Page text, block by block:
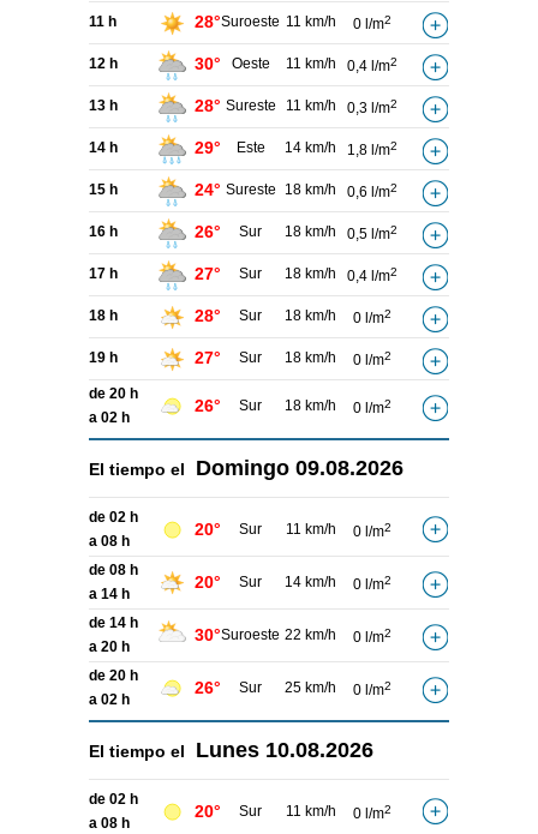
11 h 28°Suroeste 11 km/h 0 l/m2
12 h 30° Oeste 11 km/h 0,4 l/m2
13 h 28° Sureste 11 km/h 0,3 l/m2
14 h 29° Este 14 km/h 1,8 l/m2
15 h 24° Sureste 18 km/h 0,6 l/m2
16 h 26° Sur 18 km/h 0,5 l/m2
17 h 27° Sur 18 km/h 0,4 l/m2
18 h 28° Sur 18 km/h 0 l/m2
19 h 27° Sur 18 km/h 0 l/m2
de 20 h
a 02 h
26° Sur 18 km/h 0 l/m2
El tiempo el Domingo 09.08.2026
de 02 h
a 08 h
20° Sur 11 km/h 0 l/m2
de 08 h
a 14 h
20° Sur 14 km/h 0 l/m2
de 14 h
a 20 h
30°Suroeste 22 km/h 0 l/m2
de 20 h
a 02 h
26° Sur 25 km/h 0 l/m2
El tiempo el Lunes 10.08.2026
de 02 h
a 08 h
20° Sur 11 km/h 0 l/m2